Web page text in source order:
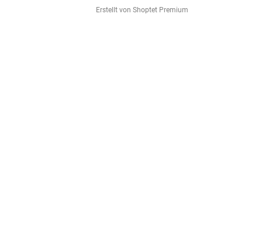
Erstellt von Shoptet Premium